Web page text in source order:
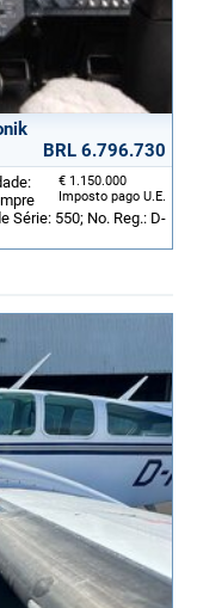
BRL 6.796.730
€ 1.150.000
Imposto pago U.E.
Série: 550; No. Reg.: D-